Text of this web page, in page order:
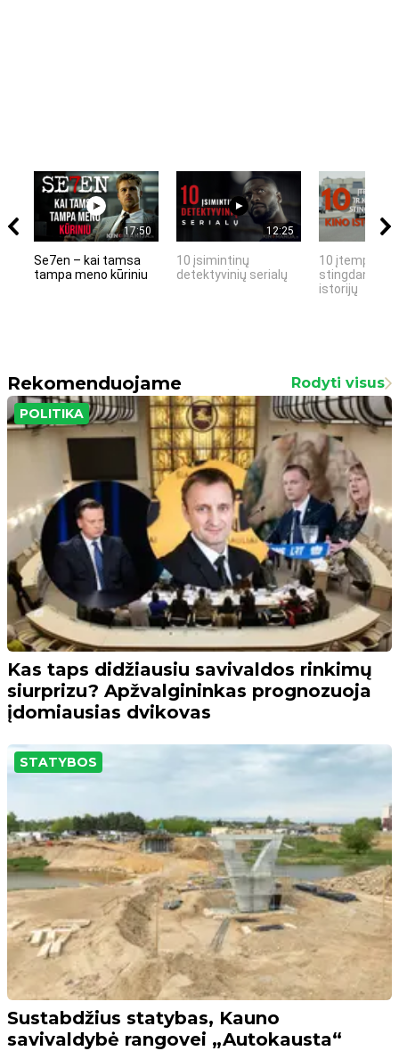
17:50
Se7en – kai tamsa
tampa meno kūriniu
12:25
10 įsimintinų
detektyvinių serialų
10 įtemptų,
stingdančių
istorijų
Rekomenduojame Rodyti visus
POLITIKA
Kas taps didžiausiu savivaldos rinkimų
siurprizu? Apžvalgininkas prognozuoja
įdomiausias dvikovas
STATYBOS
Sustabdžius statybas, Kauno
savivaldybė rangovei „Autokausta“